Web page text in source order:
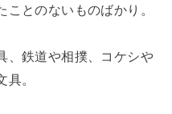
とのないものばかり。
、鉄道や相撲、コケシや
。